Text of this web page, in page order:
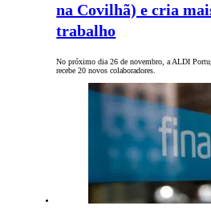
na Covilhã) e cria
trabalho
No próximo dia 26 de novembro, a ALDI
recebe 20 novos colaboradores.